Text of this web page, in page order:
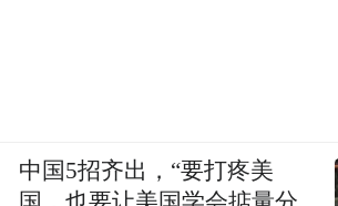
中国5招齐出，“要打疼美